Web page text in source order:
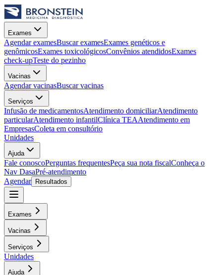
Exames
Agendar examesBuscar examesExames genéticos e
genômicosExames toxicológicosConvênios atendidosExames
check-upTeste do pezinho
Vacinas
Agendar vacinasBuscar vacinas
Serviços
Infusão de medicamentosAtendimento domiciliarAtendimento
particularAtendimento infantilClínica TEAAtendimento em
EmpresasColeta em consultório
Unidades
Ajuda
Fale conoscoPerguntas frequentesPeça sua nota fiscalConheça o
Nav DasaPré-atendimento
Agendar
Resultados
Exames
Vacinas
Serviços
Unidades
Ajuda